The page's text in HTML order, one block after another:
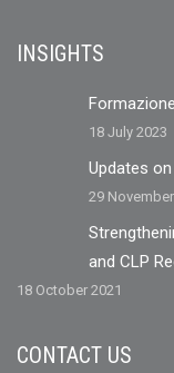
INSIGHTS
18 July 2023
Updates
29
and CLP
18 October 2021
CONTACT US